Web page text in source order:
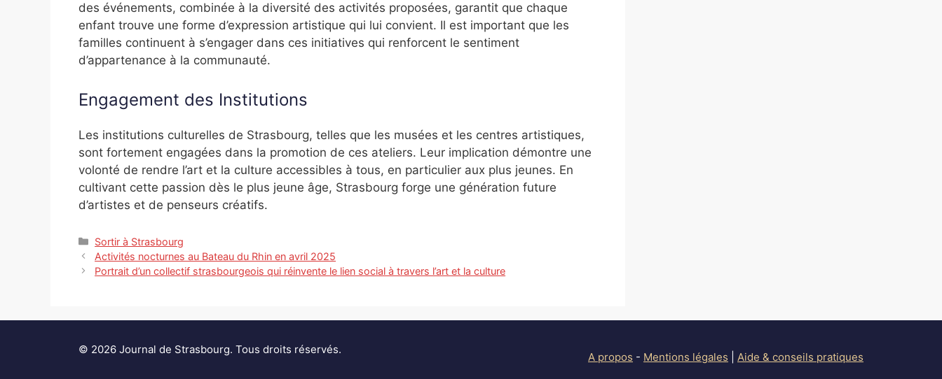
des événements, combinée à la diversité des activités proposées, garantit que chaque
enfant trouve une forme d’expression artistique qui lui convient. Il est important que les
familles continuent à s’engager dans ces initiatives qui renforcent le sentiment
d’appartenance à la communauté.
Engagement des Institutions
Les institutions culturelles de Strasbourg, telles que les musées et les centres artistiques,
sont fortement engagées dans la promotion de ces ateliers. Leur implication démontre une
volonté de rendre l’art et la culture accessibles à tous, en particulier aux plus jeunes. En
cultivant cette passion dès le plus jeune âge, Strasbourg forge une génération future
d’artistes et de penseurs créatifs.
Catégories
Sortir à Strasbourg
Activités nocturnes au Bateau du Rhin en avril 2025
Portrait d’un collectif strasbourgeois qui réinvente le lien social à travers l’art et la culture
A propos - Mentions légales Aide & conseils pratiques
© 2026 Journal de Strasbourg. Tous droits réservés.